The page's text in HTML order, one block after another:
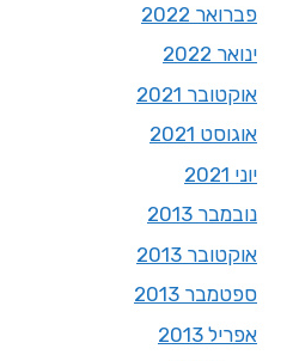
פברואר 2022
ינואר 2022
אוקטובר 2021
אוגוסט 2021
יוני 2021
נובמבר 2013
אוקטובר 2013
ספטמבר 2013
אפריל 2013